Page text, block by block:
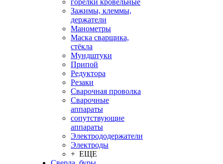
горелки кровельные
Зажимы, клеммы,
держатели
Манометры
Маска сварщика,
стёкла
Мундштуки
Припой
Редуктора
Резаки
Сварочная проволка
Сварочные
аппараты
сопутствующие
аппараты
Электрододержатели
Электроды
+ ЕЩЕ